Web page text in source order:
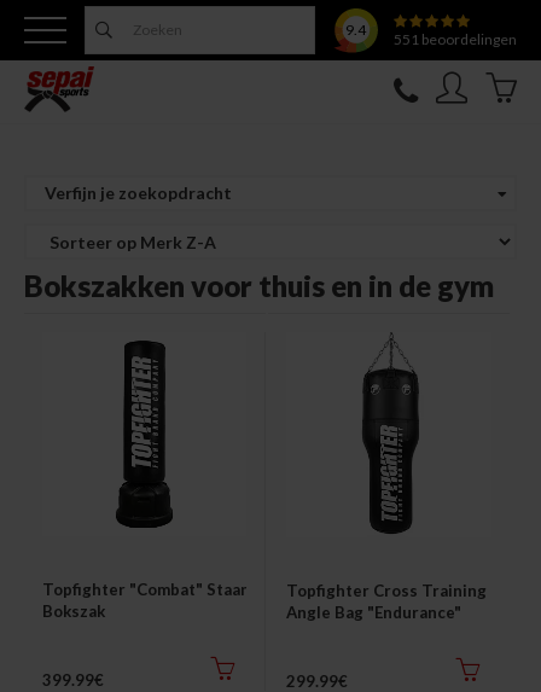
9.4
551 beoordelingen
Nieuw
Topfighter
Thuis trainen
Verfijn je zoekopdracht
Bokszakken voor thuis en in de gym
Topfighter "Combat" Staande
Bokszak
399.99€
Topfighter Cross Training
Angle Bag "Endurance"
299.99€